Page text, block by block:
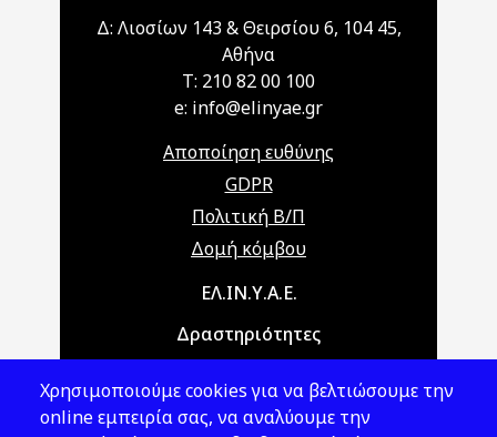
Δ: Λιοσίων 143 & Θειρσίου 6, 104 45,
Αθήνα
T: 210 82 00 100
e: info@elinyae.gr
Αποποίηση ευθύνης
GDPR
Πολιτική Β/Π
Δομή κόμβου
Main navigationΕΛ.ΙΝ.Υ.Α.Ε.
Δραστηριότητες
Νομοθεσία
Χρησιμοποιούμε cookies για να βελτιώσουμε την
online εμπειρία σας, να αναλύουμε την